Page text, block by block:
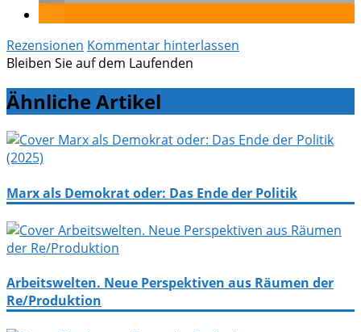
Rezensionen Kommentar hinterlassen
Bleiben Sie auf dem Laufenden
Ähnliche Artikel
Marx als Demokrat oder: Das Ende der Politik
Arbeitswelten. Neue Perspektiven aus Räumen der
Re/Produktion